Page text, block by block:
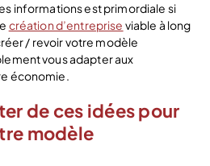
informations est primordiale si
création d’entreprise viable à long
/ revoir votre modèle
vous adapter aux
économie.
de ces idées pour
modèle